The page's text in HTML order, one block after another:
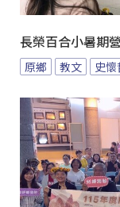
長榮百合小暑期
原鄉 教文 史